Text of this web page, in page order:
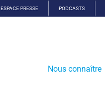
ESPACE PRESSE PODCASTS
Nous connaître